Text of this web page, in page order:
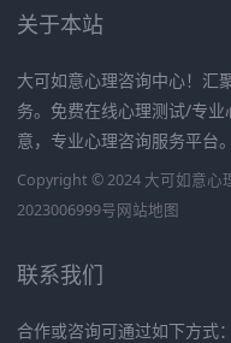
关于本站
大可如意心理咨询中心！汇
务。免费在线心理测试/专
意，专业心理咨询服务平台。
Copyright © 2024 大可如意心
2023006999号网站地图
联系我们
合作或咨询可通过如下方式：